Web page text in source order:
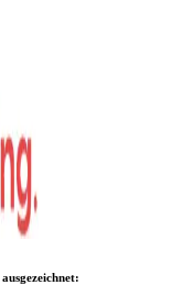
ausgezeichnet: